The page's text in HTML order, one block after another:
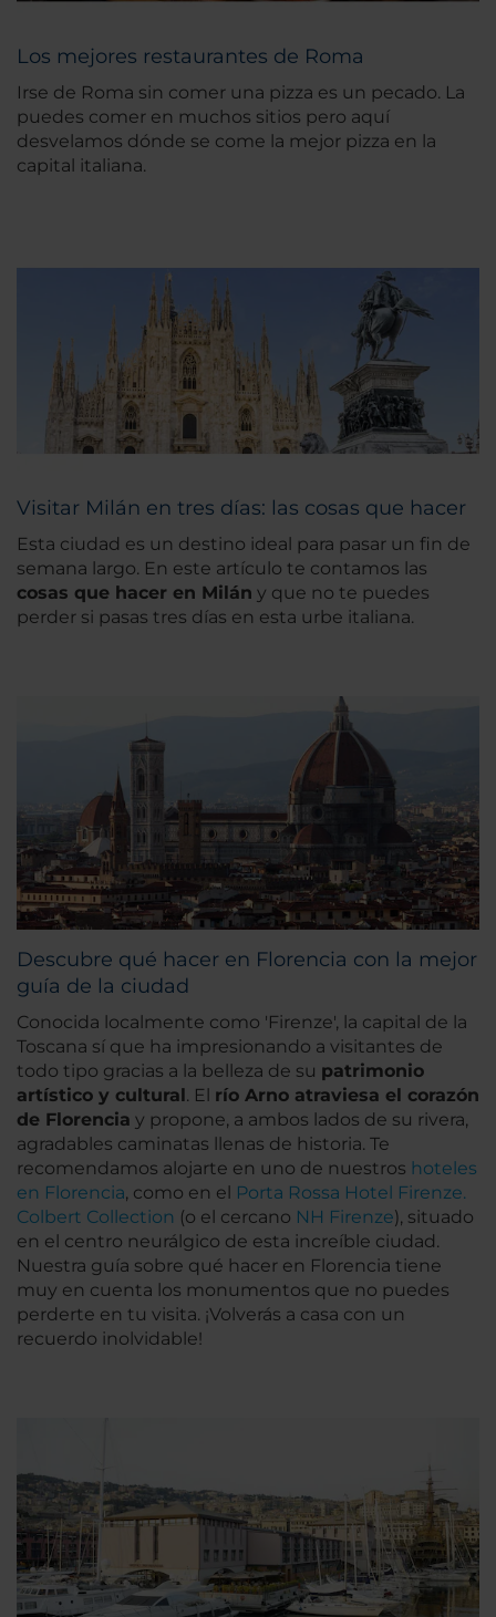
Los mejores restaurantes de Roma
Irse de Roma sin comer una pizza es un pecado. La
puedes comer en muchos sitios pero aquí
desvelamos dónde se come la mejor pizza en la
capital italiana.
Visitar Milán en tres días: las cosas que hacer
Esta ciudad es un destino ideal para pasar un fin de
semana largo. En este artículo te contamos las
cosas que hacer en Milán y que no te puedes
perder si pasas tres días en esta urbe italiana.
Descubre qué hacer en Florencia con la mejor
guía de la ciudad
Conocida localmente como 'Firenze', la capital de la
Toscana sí que ha impresionando a visitantes de
todo tipo gracias a la belleza de su patrimonio
artístico y cultural. El río Arno atraviesa el corazón
de Florencia y propone, a ambos lados de su rivera,
agradables caminatas llenas de historia. Te
recomendamos alojarte en uno de nuestros hoteles
en Florencia, como en el Porta Rossa Hotel Firenze.
Colbert Collection (o el cercano NH Firenze), situado
en el centro neurálgico de esta increíble ciudad.
Nuestra guía sobre qué hacer en Florencia tiene
muy en cuenta los monumentos que no puedes
perderte en tu visita. ¡Volverás a casa con un
recuerdo inolvidable!